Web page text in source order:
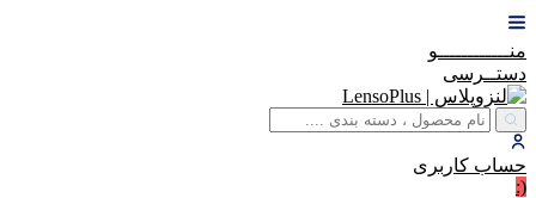
منــــــــــــو
دستــرسی
حساب کاربری
(: